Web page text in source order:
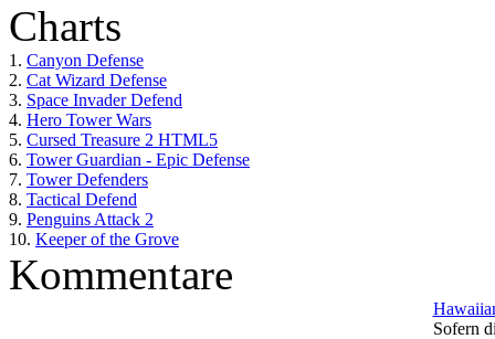
Charts
1. Canyon Defense
2. Cat Wizard Defense
3. Space Invader Defend
4. Hero Tower Wars
5. Cursed Treasure 2 HTML5
6. Tower Guardian - Epic Defense
7. Tower Defenders
8. Tactical Defend
9. Penguins Attack 2
10. Keeper of the Grove
Kommentare
Sofern